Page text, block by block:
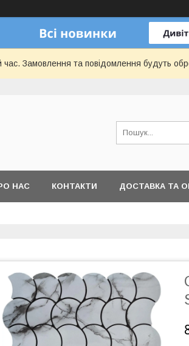
час. Замовлення та повідомлення будуть
НАС КОНТАКТИ ДОСТАВКА ТА